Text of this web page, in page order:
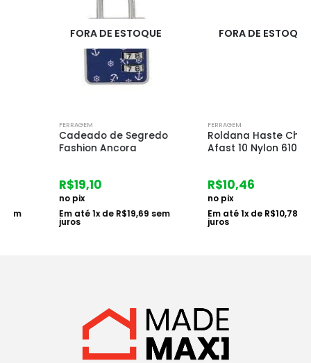
FORA DE ESTOQUE
Cadeado de Segredo
Fashion Ancora
19,10
1x deR$19,69sem
FORA DE ESTOQUE
Roldana Haste Chapa
Afast 10 Nylon 610
10,46
1x deR$10,78 sem